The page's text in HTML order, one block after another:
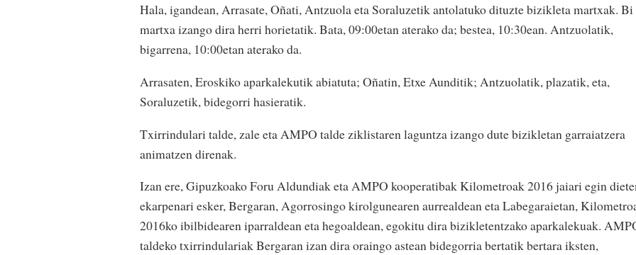
Hala, igandean, Arrasate, Oñati, Antzuola eta Soraluzetik antolatuko dituzte bizikleta martxak. Bi
martxa izango dira herri horietatik. Bata, 09:00etan aterako da; bestea, 10:30ean. Antzuolatik,
bigarrena, 10:00etan aterako da.
Arrasaten, Eroskiko aparkalekutik abiatuta; Oñatin, Etxe Aunditik; Antzuolatik, plazatik, eta,
Soraluzetik, bidegorri hasieratik.
Txirrindulari talde, zale eta AMPO talde ziklistaren laguntza izango dute bizikletan garraiatzera
animatzen direnak.
Izan ere, Gipuzkoako Foru Aldundiak eta AMPO kooperatibak Kilometroak 2016 jaiari egin
ekarpenari esker, Bergaran, Agorrosingo kirolgunearen aurrealdean eta Labegaraietan,
2016ko ibilbidearen iparraldean eta hegoaldean, egokitu dira bizikletentzako aparkalekuak.
taldeko txirrindulariak Bergaran izan dira oraingo astean bidegorria bertatik bertara iksten,